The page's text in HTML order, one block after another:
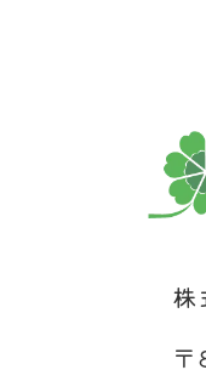
株